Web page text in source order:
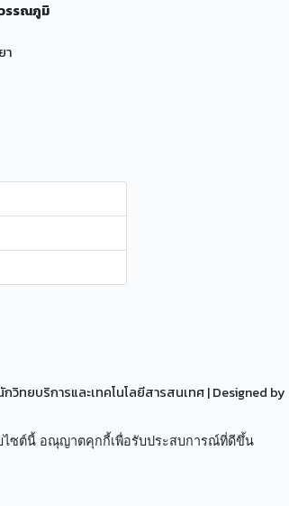
รรณภูมิ
า
วิทยบริการและเทคโนโลยีสารสนเทศ| Designed by
บไซต์นี้ อณุญาตคุกกี้เพื่อรับประสบการณ์ที่ดีขึ้น